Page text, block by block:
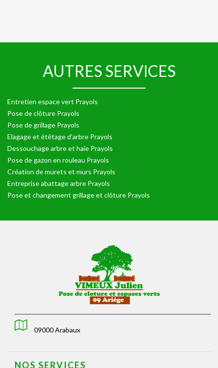
AUTRES SERVICES
Entretien espace vert Prayols
Pose de clôture Prayols
Pose de grillage Prayols
Elagage et étêtage d'arbre Prayols
Dessouchage arbre et haie Prayols
Pose de gazon en rouleau Prayols
Création de murets et murs Prayols
Entreprise abattage arbre Prayols
Pose et changement grillage et clôture Prayols
09000 Arabaux
NOS SERVICES